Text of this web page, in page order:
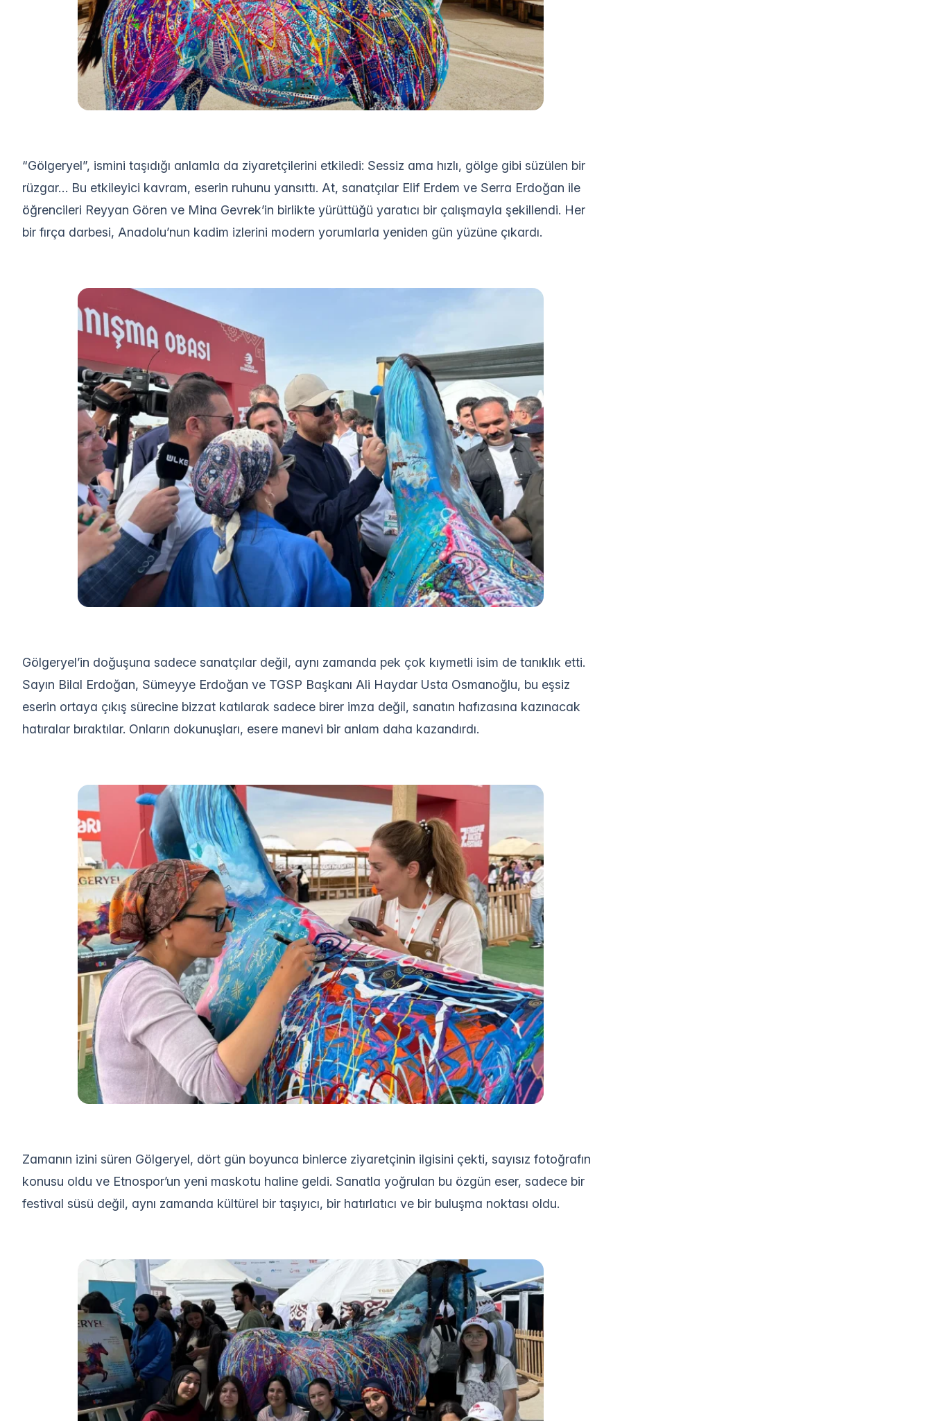
“Gölgeryel”, ismini taşıdığı anlamla da ziyaretçilerini etkiledi: Sessiz ama hızlı, gölge gibi süzülen bir
rüzgar… Bu etkileyici kavram, eserin ruhunu yansıttı. At, sanatçılar Elif Erdem ve Serra Erdoğan ile
öğrencileri Reyyan Gören ve Mina Gevrek’in birlikte yürüttüğü yaratıcı bir çalışmayla şekillendi. Her
bir fırça darbesi, Anadolu’nun kadim izlerini modern yorumlarla yeniden gün yüzüne çıkardı.
Gölgeryel’in doğuşuna sadece sanatçılar değil, aynı zamanda pek çok kıymetli isim de tanıklık etti.
Sayın Bilal Erdoğan, Sümeyye Erdoğan ve TGSP Başkanı Ali Haydar Usta Osmanoğlu, bu eşsiz
eserin ortaya çıkış sürecine bizzat katılarak sadece birer imza değil, sanatın hafızasına kazınacak
hatıralar bıraktılar. Onların dokunuşları, esere manevi bir anlam daha kazandırdı.
Zamanın izini süren Gölgeryel, dört gün boyunca binlerce ziyaretçinin ilgisini çekti, sayısız fotoğrafın
konusu oldu ve Etnospor’un yeni maskotu haline geldi. Sanatla yoğrulan bu özgün eser, sadece bir
festival süsü değil, aynı zamanda kültürel bir taşıyıcı, bir hatırlatıcı ve bir buluşma noktası oldu.